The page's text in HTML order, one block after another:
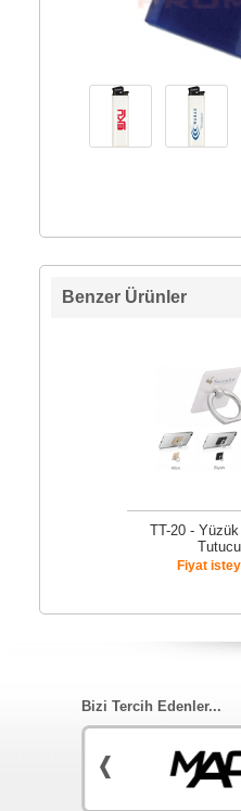
Benzer Ürünler
TT-20 -
Tutucu
Fiyat
Bizi Tercih Edenler...